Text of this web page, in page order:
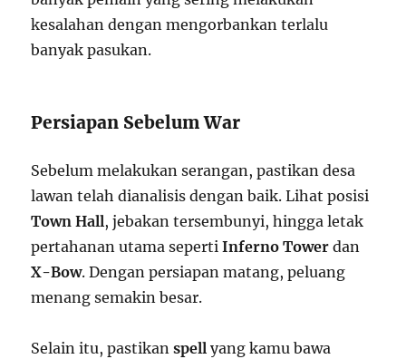
kesalahan dengan mengorbankan terlalu
banyak pasukan.
Persiapan Sebelum War
Sebelum melakukan serangan, pastikan desa
lawan telah dianalisis dengan baik. Lihat posisi
Town Hall, jebakan tersembunyi, hingga letak
pertahanan utama sepertiInferno Tower dan
X-Bow. Dengan persiapan matang, peluang
menang semakin besar.
Selain itu, pastikanspell yang kamu bawa